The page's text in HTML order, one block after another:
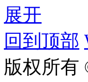
展开
回到顶部
版权所有